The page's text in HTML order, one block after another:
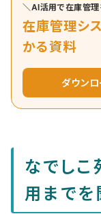
＼AI活用で在庫管理
在庫管理シ
かる資料
ダウンロ
なでし
用までを